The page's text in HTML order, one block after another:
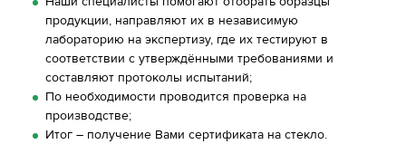
продукции, направляют их в независимую
лабораторию на экспертизу, где их тестируют в
соответствии с утверждёнными требованиями и
составляют протоколы испытаний;
По необходимости проводится проверка на
производстве;
Итог – получение Вами сертификата на стекло.